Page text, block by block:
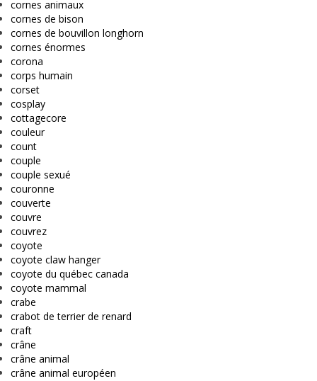
cornes animaux
cornes de bison
cornes de bouvillon longhorn
cornes énormes
corona
corps humain
corset
cosplay
cottagecore
couleur
count
couple
couple sexué
couronne
couverte
couvre
couvrez
coyote
coyote claw hanger
coyote du québec canada
coyote mammal
crabe
crabot de terrier de renard
craft
crâne
crâne animal
crâne animal européen